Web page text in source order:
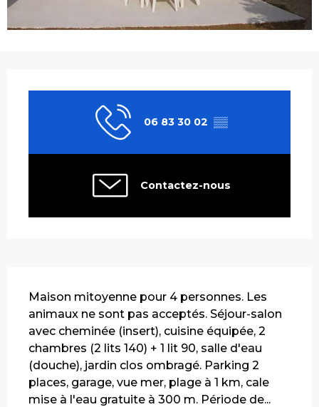
06 83 30 02 ▒▒
Contactez-nous
Maison mitoyenne pour 4 personnes. Les
animaux ne sont pas acceptés. Séjour-salon
avec cheminée (insert), cuisine équipée, 2
chambres (2 lits 140) + 1 lit 90, salle d'eau
(douche), jardin clos ombragé. Parking 2
places, garage, vue mer, plage à 1 km, cale
mise à l'eau gratuite à 300 m. Période de...